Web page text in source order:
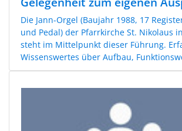
Die Jann-Orgel (Baujahr 1988, 17
und Pedal) der Pfarrkirche St. Nikolaus
steht im Mittelpunkt dieser Führung.
Wissenswertes über Aufbau,